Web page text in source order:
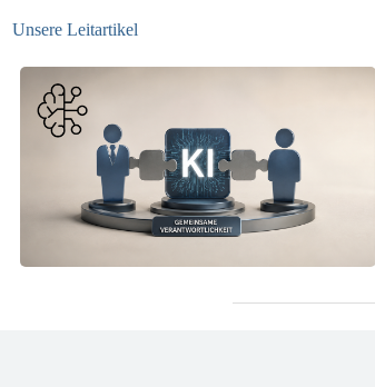
Unsere Leitartikel